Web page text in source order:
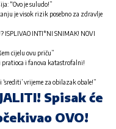
“Ovo je suludo!”
je visok rizik posebno za zdravlje
ISPLIVAO INTI*NI SNIMAK! NOVI
cijelu ovu priču”
pratioca i fanova katastrofalni!
vrijeme za obilazak obale!”
Spisak će
OVO!